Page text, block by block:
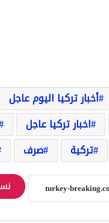
أخبار تركيا اليوم عاجل
اخبار تركيا عاجل
تركية صرف